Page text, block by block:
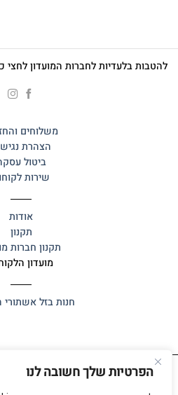
הפרטיות שלך חשובה לנו
להטבות בלעדיות לחברות המועדון לחצי
משלוחים
הצהרת
ביטול
שירות
אודות
תקנון
תקנון חברות
מועדון
חנות בזלאשתורי